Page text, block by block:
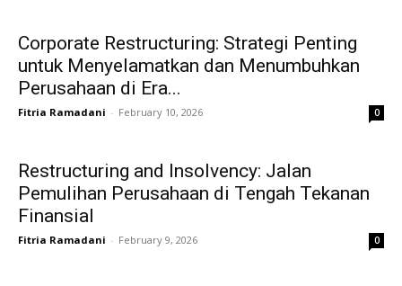
Corporate Restructuring: Strategi Penting
untuk Menyelamatkan dan Menumbuhkan
Perusahaan di Era...
Fitria Ramadani - February 10, 2026 0
Restructuring and Insolvency: Jalan
Pemulihan Perusahaan di Tengah Tekanan
Finansial
Fitria Ramadani - February 9, 2026 0